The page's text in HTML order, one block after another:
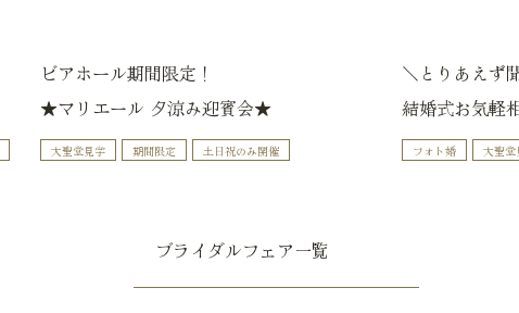
ビアホール期間限定！
★マリエール 夕涼み迎賓会★
大聖堂見学 期間限定 土日祝のみ開催
＼とりあえず
結婚式お気軽
フォト婚 大聖堂
ブライダルフェア一覧